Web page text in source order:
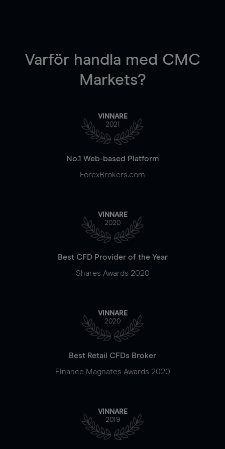
Varför handla med CMC
Markets?
VINNARE
2021
No.1 Web-based Platform
ForexBrokers.com
VINNARE
2020
Best CFD Provider of the Year
Shares Awards 2020
VINNARE
2020
Best Retail CFDs Broker
Finance Magnates Awards 2020
VINNARE
2019